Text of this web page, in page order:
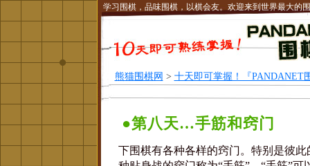
学习围棋，品味围棋，以棋会友。欢迎来到世界最大的
熊猫围棋网 > 十天即可掌握！『PANDANET
●第八天…手筋和窍门
下围棋有各种各样的窍门。特别是彼